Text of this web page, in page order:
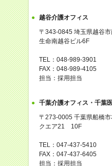
越谷介護オフィス
〒343-0845 埼玉県越谷
生命南越谷ビル6F
TEL：048-989-3901
FAX：048-989-4105
担当：採用担当
千葉介護オフィス・千葉
〒273-0005 千葉県船橋
クエア21 10F
TEL：047-437-5410
FAX：047-437-6405
担当：採用担当